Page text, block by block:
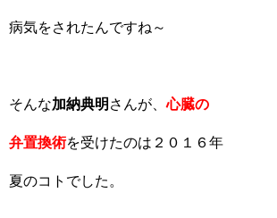
病気をされたんですね～
そんな加納典明 さんが、心臓の
弁置換術を受けたのは２０１６年
夏のコトでした。